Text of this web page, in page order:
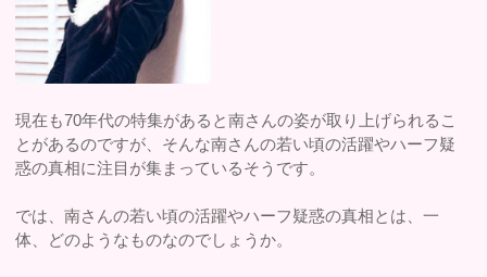
現在も70年代の特集があると南さんの姿が取り上げられるこ
とがあるのですが、そんな南さんの若い頃の活躍やハーフ疑
惑の真相に注目が集まっているそうです。
では、南さんの若い頃の活躍やハーフ疑惑の真相とは、一
体、どのようなものなのでしょうか。